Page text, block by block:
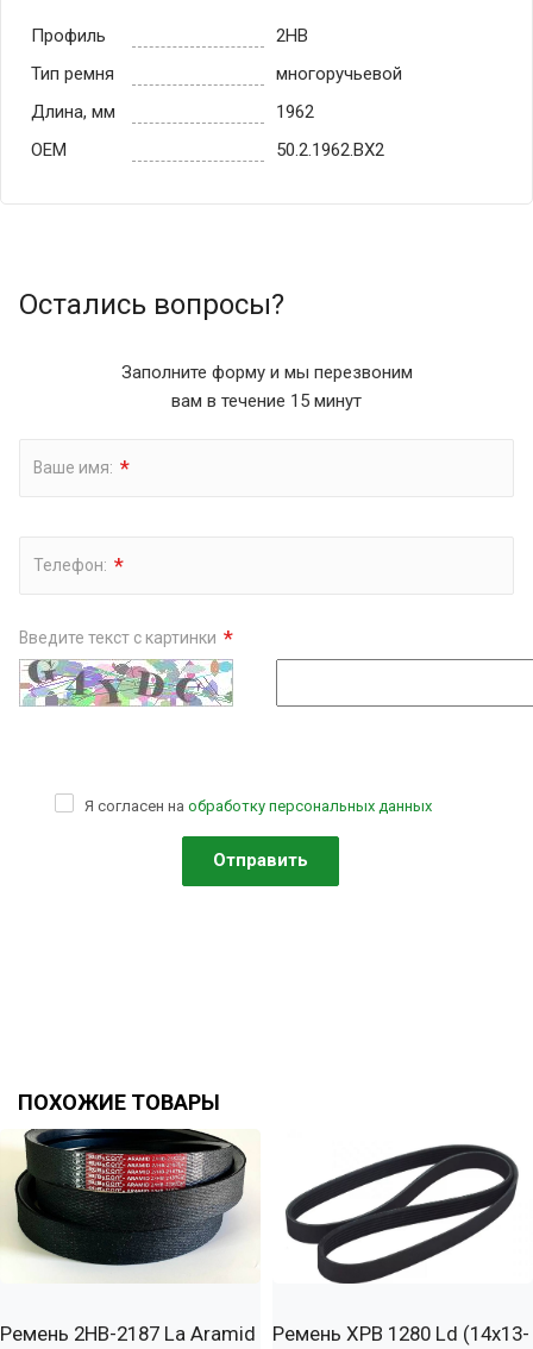
Профиль
2HB
Тип ремня
многоручьевой
Длина, мм
1962
OEM
50.2.1962.BX2
Остались вопросы?
Заполните форму и мы перезвоним
вам в течение 15 минут
Ваше имя: *
Телефон: *
Введите текст с картинки *
Я согласен на обработку персональных данных
ПОХОЖИЕ ТОВАРЫ
Ремень 2HB-2187 La Aramid
Ремень XPB 1280 Ld (14х13-